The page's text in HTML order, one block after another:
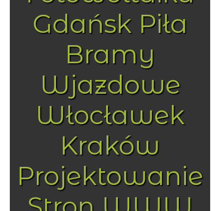
Gdańsk Piła
Bramy
Wjazdowe
Włocławek
Kraków
Projektowanie